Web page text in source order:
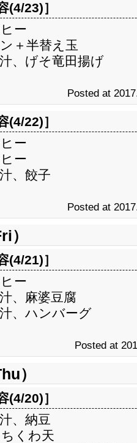
(4/23)］
ー
＋半替え玉
、げそ竜田揚げ
Posted at
(4/22)］
ー
ー
、餃子
Posted at
）
(4/21)］
ー
、麻婆豆腐
、ハンバーグ
Posted at
）
(4/20)］
、納豆
くわ天